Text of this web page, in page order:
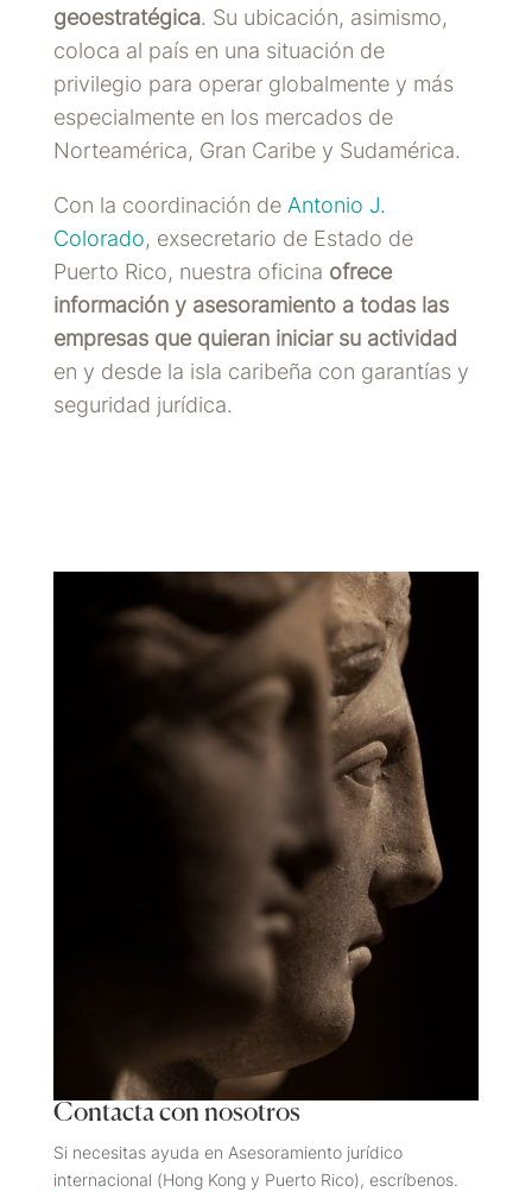
geoestratégica. Su ubicación, asimismo,
coloca al país en una situación de
privilegio para operar globalmente y más
especialmente en los mercados de
Norteamérica, Gran Caribe y Sudamérica.
Con la coordinación de Antonio J.
Colorado, exsecretario de Estado de
Puerto Rico, nuestra oficina ofrece
información y asesoramiento a todas las
empresas que quieran iniciar su actividad
en y desde la isla caribeña con garantías y
seguridad jurídica.
Contacta con nosotros
Si necesitas ayuda en Asesoramiento jurídico
internacional (Hong Kong y Puerto Rico), escríbenos.